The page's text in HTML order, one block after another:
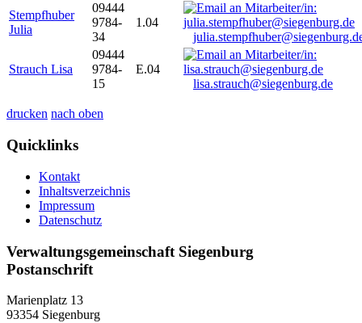
Stempfhuber
Julia
09444
9784-
34
1.04
Strauch Lisa
09444
9784-
15
E.04
lisa.strauch@siegenburg.de
drucken nach oben
Quicklinks
Kontakt
Inhaltsverzeichnis
Impressum
Datenschutz
Verwaltungsgemeinschaft Siegenburg
Postanschrift
Marienplatz 13
93354 Siegenburg